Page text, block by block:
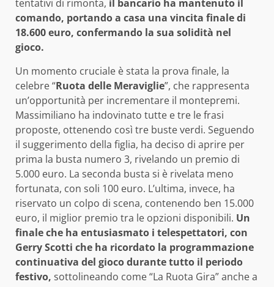
tentativi di rimonta, il bancario ha mantenuto il
comando, portando a casa una vincita finale di
18.600 euro, confermando la sua solidità nel
gioco.
Un momento cruciale è stata la prova finale, la
celebre “Ruota delle Meraviglie”, che rappresenta
un’opportunità per incrementare il montepremi.
Massimiliano ha indovinato tutte e tre le frasi
proposte, ottenendo così tre buste verdi. Seguendo
il suggerimento della figlia, ha deciso di aprire per
prima la busta numero 3, rivelando un premio di
5.000 euro. La seconda busta si è rivelata meno
fortunata, con soli 100 euro. L’ultima, invece, ha
riservato un colpo di scena, contenendo ben 15.000
euro, il miglior premio tra le opzioni disponibili. Un
finale che ha entusiasmato i telespettatori, con
Gerry Scotti che ha ricordato la programmazione
continuativa del gioco durante tutto il periodo
festivo, sottolineando come “La Ruota Gira” anche a